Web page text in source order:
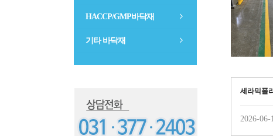
HACCP/GMP바닥재
기타 바닥재
세라믹폴
2026-06-